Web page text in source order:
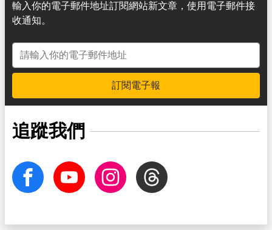
輸入你的電子郵件地址訂閱網站新文章，使用電子郵件接
收通知。
電子郵件地址
訂閱電子報
追蹤我們
facebook Youtube InstagramThreads